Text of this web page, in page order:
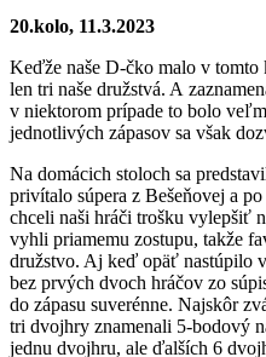
20.kolo, 11.3.2023
Keďže naše D-čko malo v
len tri naše družstvá. A
v niektorom prípade to bolo
jednotlivých zápasov sa však
Na domácich stoloch sa
privítalo súpera z Bešeňovej a
chceli naši hráči trošku vylepšiť
vyhli priamemu zostupu, takže
družstvo. Aj keď opäť nastúpilo
bez prvých dvoch hráčov zo
do zápasu suverénne. Najskôr
tri dvojhry znamenali 5-bodový
jednu dvojhru, ale ďalších 6